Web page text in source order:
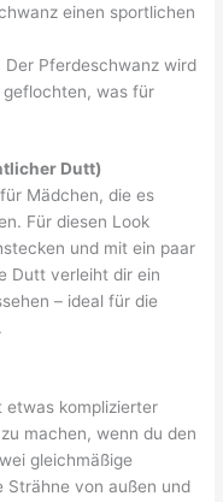
einen sportlichen
Der Pferdeschwanz wird
geflochten, was für
Dutt)
Mädchen, die es
Für diesen Look
und mit ein paar
Dutt verleiht dir ein
– ideal für die
etwas komplizierter
machen, wenn du den
gleichmäßige
Strähne von außen und